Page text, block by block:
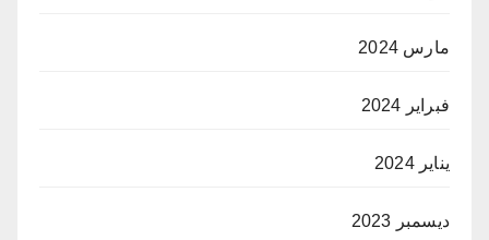
مارس 2024
فبراير 2024
يناير 2024
ديسمبر 2023